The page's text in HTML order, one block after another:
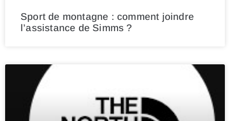
Sport de montagne : comment joindre
l’assistance de Simms ?